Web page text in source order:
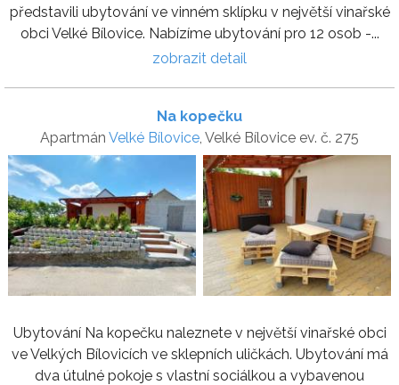
představili ubytování ve vinném sklípku v největší vinařské
obci Velké Bílovice. Nabízíme ubytování pro 12 osob -...
zobrazit detail
Na kopečku
Apartmán Velké Bílovice , Velké Bílovice ev. č. 275
Ubytování Na kopečku naleznete v největší vinařské obci
ve Velkých Bílovicích ve sklepních uličkách. Ubytování má
dva útulné pokoje s vlastní sociálkou a vybavenou